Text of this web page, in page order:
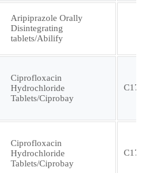
Aripiprazole Orally
Disintegrating
tablets/Abilify
Ciprofloxacin
Hydrochloride
Tablets/Ciprobay
Ciprofloxacin
Hydrochloride
Tablets/Ciprobay